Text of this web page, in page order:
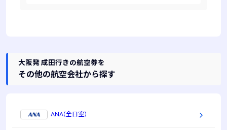
大阪発 成田行きの航空券を
その他の航空会社から探す
ANA(全日空)